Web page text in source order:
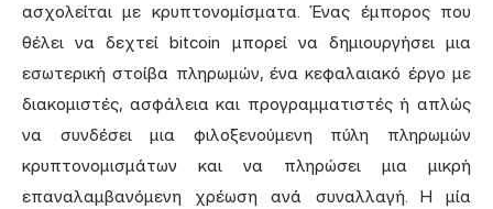
ασχολείται με κρυπτονομίσματα. Ένας έμπορος που
θέλει να δεχτεί bitcoin μπορεί να δημιουργήσει μια
εσωτερική στοίβα πληρωμών, ένα κεφαλαιακό έργο με
διακομιστές, ασφάλεια και προγραμματιστές ή απλώς
να συνδέσει μια φιλοξενούμενη πύλη πληρωμών
κρυπτονομισμάτων και να πληρώσει μια μικρή
επαναλαμβανόμενη χρέωση ανά συναλλαγή. Η μία